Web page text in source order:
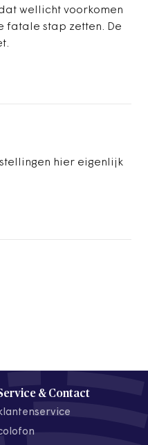
wellicht voorkomen
fatale stap zetten. De
hier eigenlijk
& Contact
klantenservice